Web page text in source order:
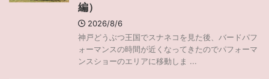
編）
2026/8/6
神戸どうぶつ王国でスナネコを見た後、バードパフ
ォーマンスの時間が近くなってきたのでパフォーマ
ンスショーのエリアに移動しま ...